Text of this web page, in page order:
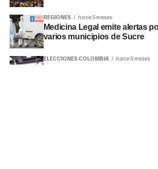
REGIONES hace 5 meses
Medicina Legal emite alertas
varios municipios de Sucre
ELECCIONES COLOMBIA hace 5 meses